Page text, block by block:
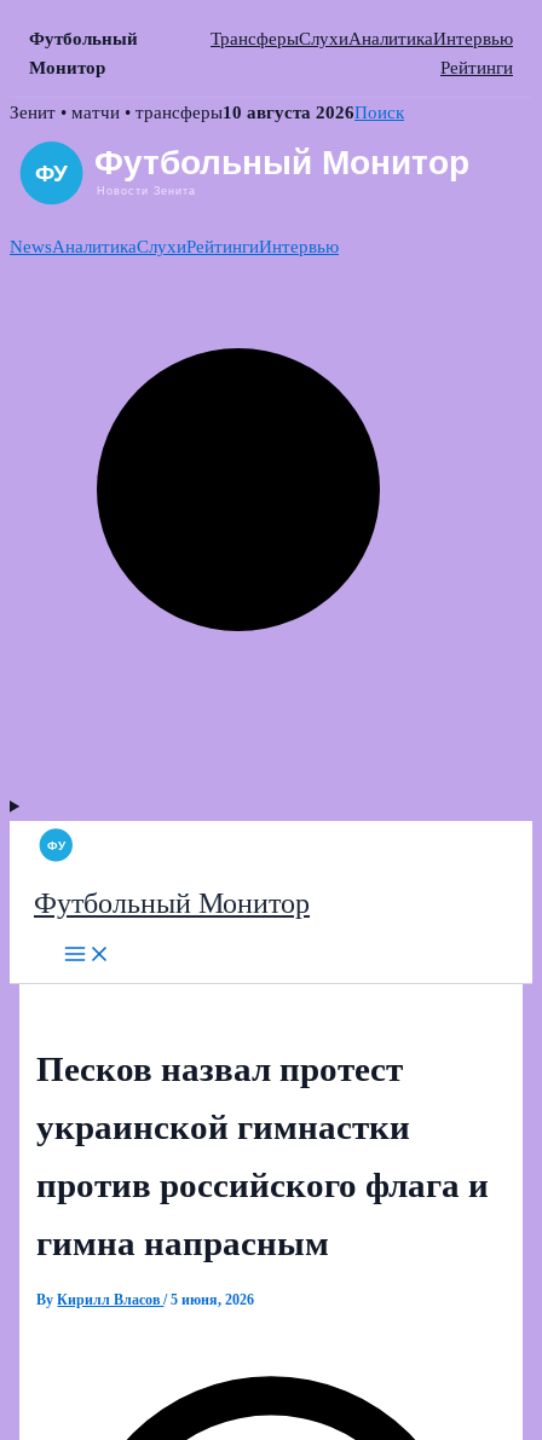
Футбольный
Монитор
ТрансферыСлухиАналитикаИнтервью
Рейтинги
Skip
content
Зенит • матчи • трансферы10 августа 2026Поиск
NewsАналитикаСлухиРейтингиИнтервью
Футбольный Монитор
Песков назвал протест
украинской гимнастки
против российского флага и
гимна напрасным
ByКирилл Власов/5 июня, 2026